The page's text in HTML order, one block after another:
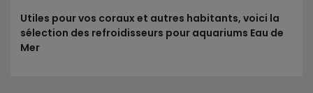
Utiles pour vos coraux et autres habitants, voici la
sélection des refroidisseurs pour aquariums Eau de
Mer